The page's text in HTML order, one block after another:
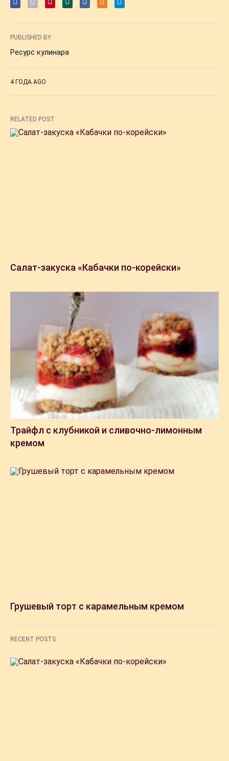
PUBLISHED BY
Ресурс кулинара
4 ГОДА AGO
RELATED POST
Салат-закуска «Кабачки по-корейски»
Трайфл с клубникой и сливочно-лимонным
кремом
Грушевый торт с карамельным кремом
RECENT POSTS